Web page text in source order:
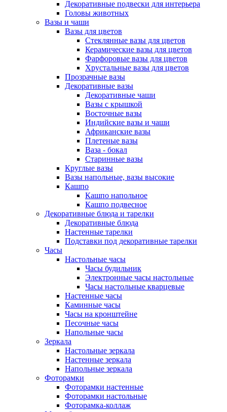
Декоративные подвески для интерьера
Головы животных
Вазы и чаши
Вазы для цветов
Стеклянные вазы для цветов
Керамические вазы для цветов
Фарфоровые вазы для цветов
Хрустальные вазы для цветов
Прозрачные вазы
Декоративные вазы
Декоративные чаши
Вазы с крышкой
Восточные вазы
Индийские вазы и чаши
Африканские вазы
Плетеные вазы
Ваза - бокал
Старинные вазы
Круглые вазы
Вазы напольные, вазы высокие
Кашпо
Кашпо напольное
Кашпо подвесное
Декоративные блюда и тарелки
Декоративные блюда
Настенные тарелки
Подставки под декоративные тарелки
Часы
Настольные часы
Часы будильник
Электронные часы настольные
Часы настольные кварцевые
Настенные часы
Каминные часы
Часы на кронштейне
Песочные часы
Напольные часы
Зеркала
Настольные зеркала
Настенные зеркала
Напольные зеркала
Фоторамки
Фоторамки настенные
Фоторамки настольные
Фоторамка-коллаж